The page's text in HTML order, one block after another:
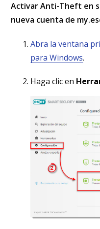
Activar Anti-Theft en
nueva cuenta de
Abra la ventana
para Windows.
Haga clic en